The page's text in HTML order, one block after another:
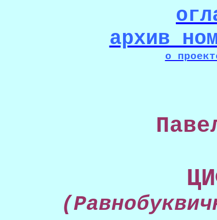
архив
о